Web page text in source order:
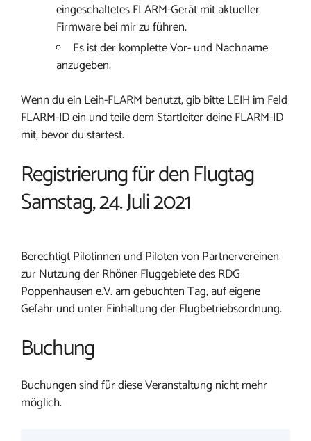
eingeschaltetes FLARM-Gerät mit aktueller
Firmware bei mir zu führen.
Es ist der komplette Vor- und Nachname
anzugeben.
Wenn du ein Leih-FLARM benutzt, gib bitte LEIH im Feld
FLARM-ID ein und teile dem Startleiter deine FLARM-ID
mit, bevor du startest.
Registrierung für den Flugtag
Samstag, 24. Juli 2021
Berechtigt Pilotinnen und Piloten von Partnervereinen
zur Nutzung der Rhöner Fluggebiete des RDG
Poppenhausen e.V. am gebuchten Tag, auf eigene
Gefahr und unter Einhaltung der Flugbetriebsordnung.
Buchung
Buchungen sind für diese Veranstaltung nicht mehr
möglich.